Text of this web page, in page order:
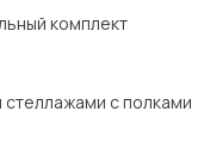
комплект
с полками